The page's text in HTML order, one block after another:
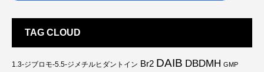
TAG CLOUD
1.3-ジブロモ-5.5-ジメチルヒダントイン Br2 DAIB DBDMH GMP